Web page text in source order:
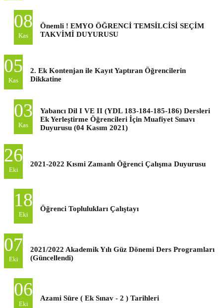
08
Kas
Önemli ! EMYO ÖĞRENCİ TEMSİLCİSİ SEÇİM
TAKVİMİ DUYURUSU
05
Kas
2. Ek Kontenjan ile Kayıt Yaptıran Öğrencilerin
Dikkatine
03
Kas
Yabancı Dil I VE II (YDL 183-184-185-186) Dersleri
Ek Yerleştirme Öğrencileri İçin Muafiyet Sınavı
Duyurusu (04 Kasım 2021)
26
Eki
2021-2022 Kısmi Zamanlı Öğrenci Çalışma Duyurusu
18
Eki
Öğrenci Toplulukları Çalıştayı
07
Eki
2021/2022 Akademik Yılı Güz Dönemi Ders Programları
(Güncellendi)
06
Eki
Azami Süre ( Ek Sınav - 2 ) Tarihleri